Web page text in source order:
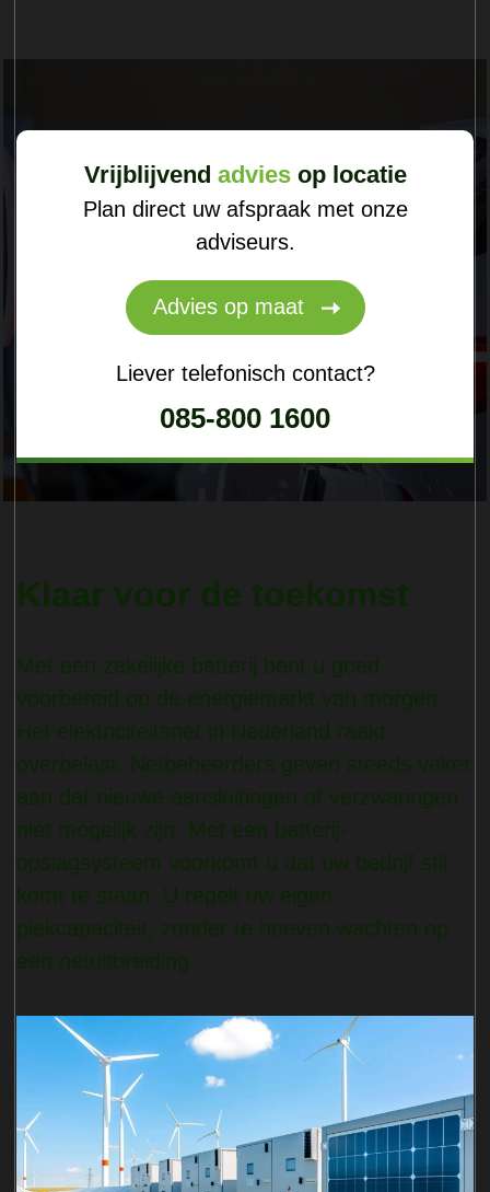
Vrijblijvend adviesop locatie
Plan direct uw afspraak met onze
adviseurs.
Advies op maat
Liever telefonisch contact?
085-800 1600
Klaar voor de toekomst
Met een zakelijke batterij bent u goed
voorbereid op de energiemarkt van morgen.
Het elektriciteitsnet in Nederland raakt
overbelast. Netbeheerders geven steeds vaker
aan dat nieuwe aansluitingen of verzwaringen
niet mogelijk zijn. Met een batterij-
opslagsysteem voorkomt u dat uw bedrijf stil
komt te staan. U regelt uw eigen
piekcapaciteit, zonder te hoeven wachten op
een netuitbreiding.